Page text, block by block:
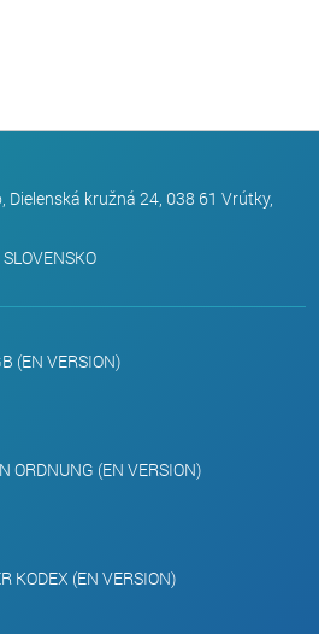
Dielenská kružná 24, 038 61 Vrútky,
SLOVENSKO
(EN VERSION)
ORDNUNG (EN VERSION)
KODEX (EN VERSION)